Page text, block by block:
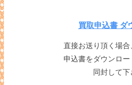
買取申込書 ダ
直接お送り頂く場
申込書をダウンロ
同封して下